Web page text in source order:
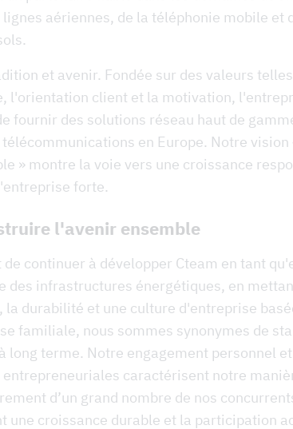
aériennes, de la téléphonie mobile et
et avenir. Fondée sur des valeurs
l'orientation client et la motivation,
fournir des solutions réseau haut de
en Europe. Notre vision
» montre la voie vers une croissance
forte.
l'avenir ensemble
de continuer à développer Cteam en tant
des infrastructures énergétiques, en
la durabilité et une culture d'entreprise
familiale, nous sommes synonymes de
long terme. Notre engagement personnel
caractérisent notre
d’un grand nombre de nos
une croissance durable et la participation